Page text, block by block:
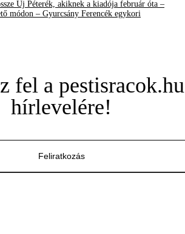
Uj Péterék, akiknek a kiadója február óta –
módon – Gyurcsány Ferencék egykori
fel a pestisracok.hu
hírlevelére!
Feliratkozás